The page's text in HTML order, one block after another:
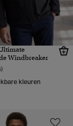
Windbreaker
kleuren